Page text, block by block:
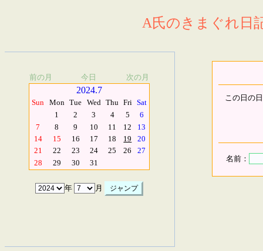
A氏のきまぐれ日
前の月 今日 次の月
2024.7
Sun Mon Tue Wed Thu Fri Sat
1
2 3 4 5
6
7
8 9 10 11 12
13
14
15 16 17 18 19
20
21
22 23 24 25 26
27
28
29 30 31
年 月
この日の
名前：